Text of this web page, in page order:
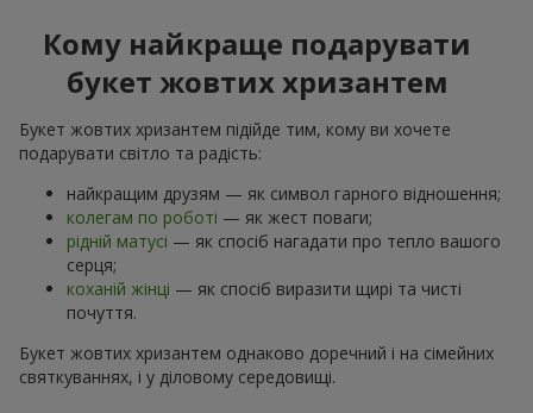
Кому найкраще подарувати
букет жовтих хризантем
Букет жовтих хризантем підійде тим, кому ви хочете
подарувати світло та радість:
найкращим друзям — як символ гарного відношення;
колегам по роботі — як жест поваги;
рідній матусі — як спосіб нагадати про тепло вашого
серця;
коханій жінці — як спосіб виразити щирі та чисті
почуття.
Букет жовтих хризантем однаково доречний і на сімейних
святкуваннях, і у діловому середовищі.